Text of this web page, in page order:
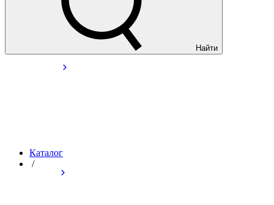
Найти
Каталог
/